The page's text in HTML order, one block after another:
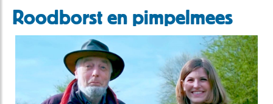
Roodborst en pimpelmees
Video in nieuw venster openen